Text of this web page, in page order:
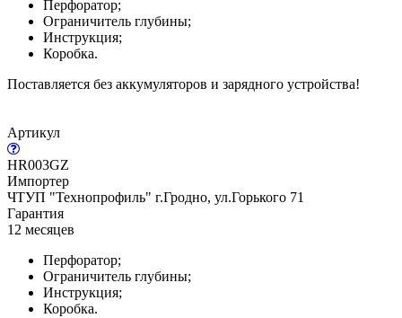
Перфоратор;
Ограничитель глубины;
Инструкция;
Коробка.
Поставляется без аккумуляторов и зарядного устройства!
Артикул
HR003GZ
Импортер
ЧТУП "Технопрофиль" г.Гродно, ул.Горького 71
Гарантия
12 месяцев
Перфоратор;
Ограничитель глубины;
Инструкция;
Коробка.